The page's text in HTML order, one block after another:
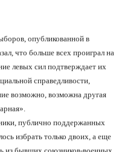
опубликованной в
что больше всех проиграл на
левых сил подтверждает их
справедливости,
возможно, возможна другая
публично поддержанных
избрать только двоих, а еще